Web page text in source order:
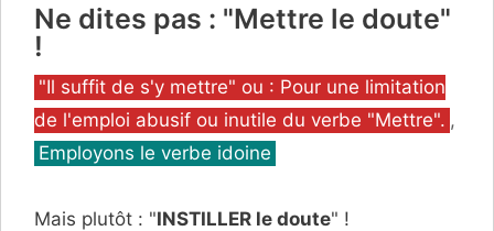
Ne dites pas : "Mettre le doute"
!
Catégories
"Il suffit de s'y mettre" ou : Pour une limitation
de l'emploi abusif ou inutile du verbe "Mettre". ,
Employons le verbe idoine
Mais plutôt : "INSTILLER le doute" !